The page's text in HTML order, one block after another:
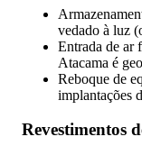
vedado à luz
Entrada de ar
Atacama é
Reboque de
implantações
Revestimentos